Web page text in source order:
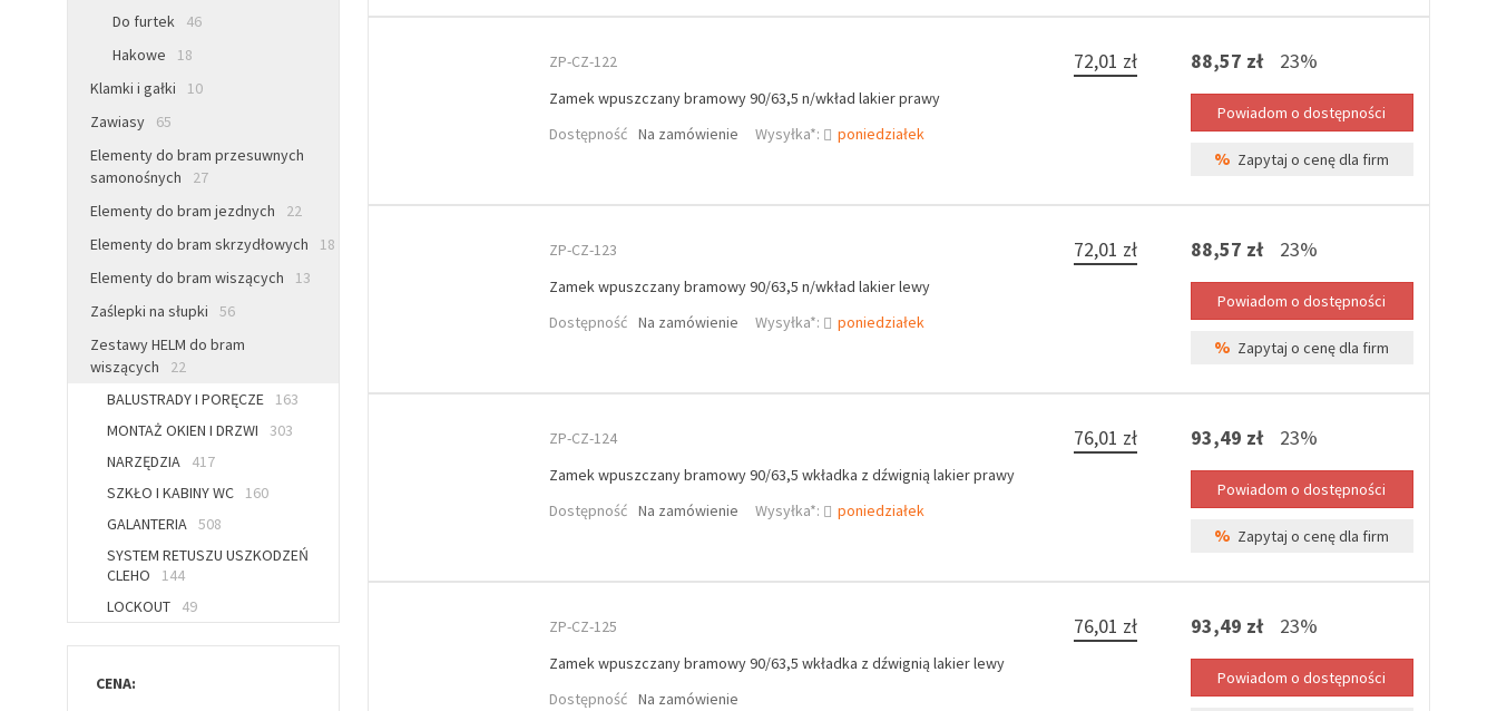
Do furtek
46
Hakowe
18
Klamki i gałki
10
Zawiasy
65
Elementy do bram przesuwnych
samonośnych
27
Elementy do bram jezdnych
22
Elementy do bram skrzydłowych
18
Elementy do bram wiszących
13
Zaślepki na słupki
56
Zestawy HELM do bram
wiszących
22
BALUSTRADY I PORĘCZE
163
MONTAŻ OKIEN I DRZWI
303
NARZĘDZIA
417
SZKŁO I KABINY WC
160
GALANTERIA 508
SYSTEM RETUSZU USZKODZEŃ
CLEHO
144
LOCKOUT
49
CENA:
ZP-CZ-122
Zamek wpuszczany bramowy 90/63,5 n/wkład lakier prawy
Dostępność Na zamówienie Wysyłka*: poniedziałek
72,01 zł 88,57 zł 23%
% Zapytaj o cenę dla firm
ZP-CZ-123
Zamek wpuszczany bramowy 90/63,5 n/wkład lakier lewy
Dostępność Na zamówienie Wysyłka*: poniedziałek
72,01 zł 88,57 zł 23%
% Zapytaj o cenę dla firm
ZP-CZ-124
Zamek wpuszczany bramowy 90/63,5 wkładka z dźwignią lakier prawy
Dostępność Na zamówienie Wysyłka*: poniedziałek
76,01 zł 93,49 zł 23%
% Zapytaj o cenę dla firm
ZP-CZ-125
Zamek wpuszczany bramowy 90/63,5 wkładka z dźwignią lakier lewy
Dostępność Na zamówienie
76,01 zł 93,49 zł 23%